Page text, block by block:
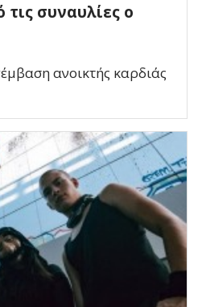
συναυλίες ο
ανοικτής καρδιάς